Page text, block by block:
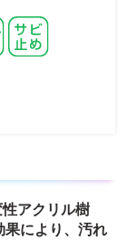
アクリル樹
果により、汚れ